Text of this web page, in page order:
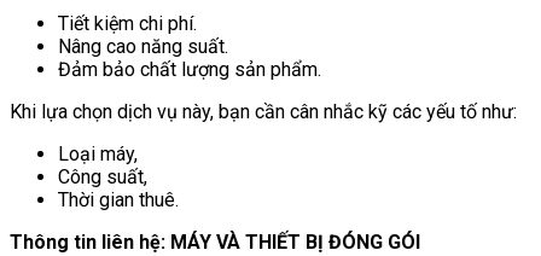
Tiết kiệm chi phí.
Nâng cao năng suất.
Đảm bảo chất lượng sản phẩm.
Khi lựa chọn dịch vụ này, bạn cần cân nhắc kỹ các yếu tố như:
Loại máy,
Công suất,
Thời gian thuê.
Thông tin liên hệ: MÁY VÀ THIẾT BỊ ĐÓNG GÓI